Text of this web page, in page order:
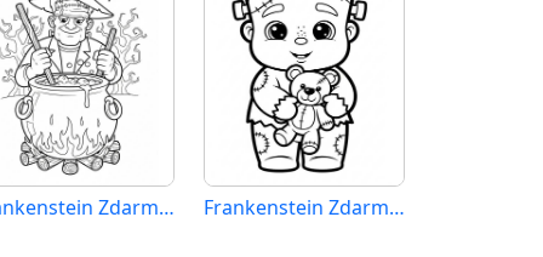
Frankenstein Zdarma pro Děti Frankenstein Zdarma Tisknutelný